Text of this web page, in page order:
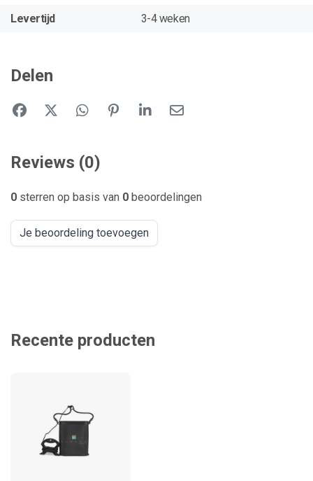
Levertijd 3-4 weken
Delen
Reviews (0)
0 sterren op basis van 0 beoordelingen
Je beoordeling toevoegen
Recente producten